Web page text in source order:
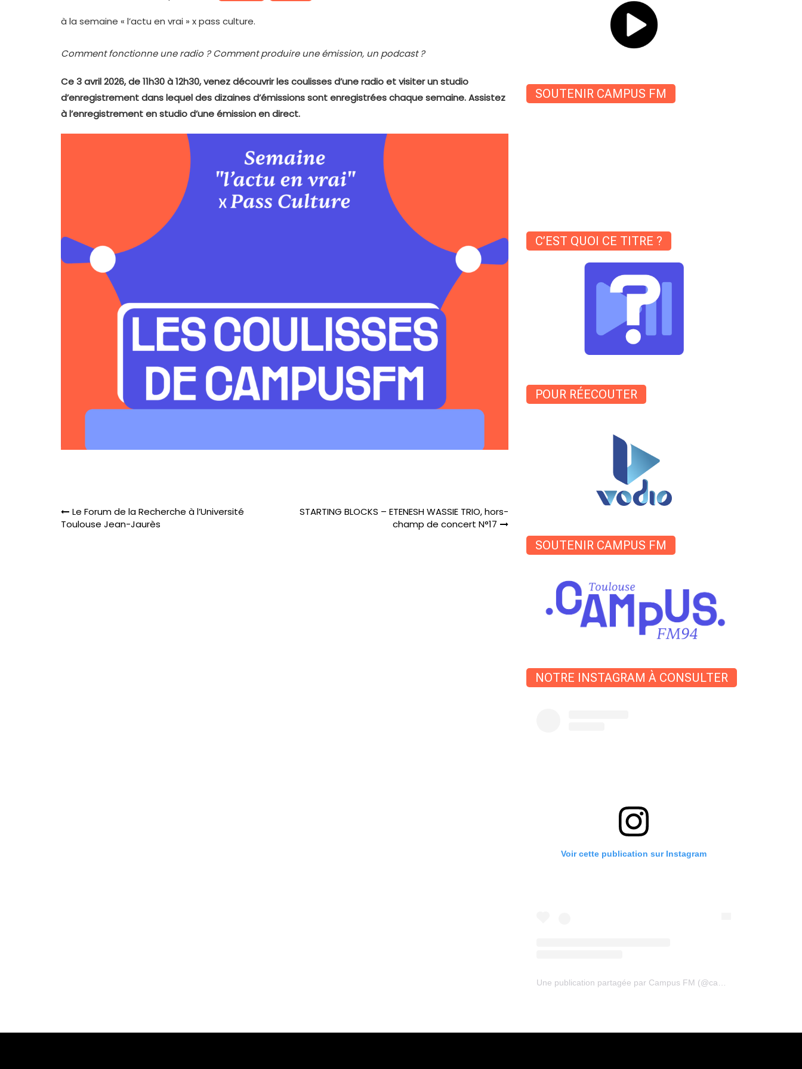
à la semaine « l’actu en vrai » x pass culture.
Comment fonctionne une radio ? Comment produire une émission, un podcast ?
Ce 3 avril 2026, de 11h30 à 12h30, venez découvrir les coulisses d’une radio et visiter un studio
d’enregistrement dans lequel des dizaines d’émissions sont enregistrées chaque semaine. Assistez
à l’enregistrement en studio d’une émission en direct.
Navigation
de
Le Forum de la Recherche à l’Université
Toulouse Jean-Jaurès
STARTING BLOCKS – ETENESH WASSIE TRIO, hors-
champ de concert N°17
SOUTENIR CAMPUS FM
C’EST QUOI CE TITRE ?
POUR RÉECOUTER
SOUTENIR CAMPUS FM
NOTRE INSTAGRAM À CONSULTER
Voir cette publication sur Instagram